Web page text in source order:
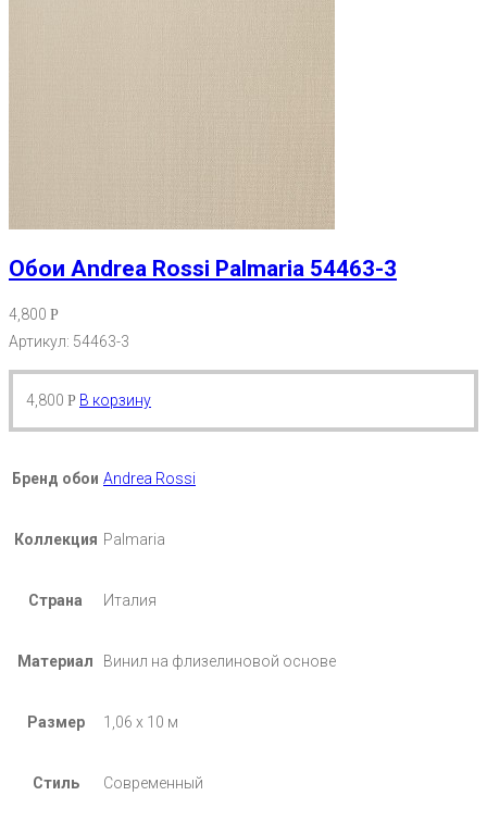
Обои Andrea Rossi Palmaria 54463-3
4,800 Р
Артикул: 54463-3
4,800 Р В корзину
Бренд обои Andrea Rossi
Коллекция Palmaria
Страна Италия
Материал Винил на флизелиновой основе
Размер 1,06 х 10 м
Стиль Современный